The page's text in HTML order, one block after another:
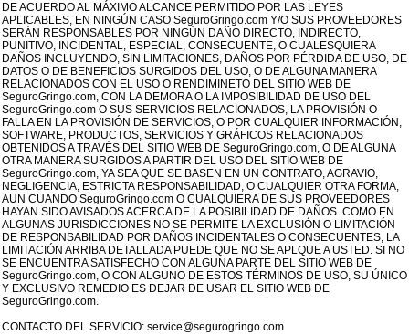
DE ACUERDO AL MÁXIMO ALCANCE PERMITIDO POR LAS LEYES
APLICABLES, EN NINGÚN CASO SeguroGringo.com Y/O SUS PROVEEDORES
SERÁN RESPONSABLES POR NINGÚN DAÑO DIRECTO, INDIRECTO,
PUNITIVO, INCIDENTAL, ESPECIAL, CONSECUENTE, O CUALESQUIERA
DAÑOS INCLUYENDO, SIN LIMITACIONES, DAÑOS POR PÉRDIDA DE USO, DE
DATOS O DE BENEFICIOS SURGIDOS DEL USO, O DE ALGUNA MANERA
RELACIONADOS CON EL USO O RENDIMINETO DEL SITIO WEB DE
SeguroGringo.com, CON LA DEMORA O LA IMPOSIBILIDAD DE USO DEL
SeguroGringo.com O SUS SERVICIOS RELACIONADOS, LA PROVISIÓN O
FALLA EN LA PROVISIÓN DE SERVICIOS, O POR CUALQUIER INFORMACIÓN,
SOFTWARE, PRODUCTOS, SERVICIOS Y GRÁFICOS RELACIONADOS
OBTENIDOS A TRAVÉS DEL SITIO WEB DE SeguroGringo.com, O DE ALGUNA
OTRA MANERA SURGIDOS A PARTIR DEL USO DEL SITIO WEB DE
SeguroGringo.com, YA SEA QUE SE BASEN EN UN CONTRATO, AGRAVIO,
NEGLIGENCIA, ESTRICTA RESPONSABILIDAD, O CUALQUIER OTRA FORMA,
AUN CUANDO SeguroGringo.com O CUALQUIERA DE SUS PROVEEDORES
HAYAN SIDO AVISADOS ACERCA DE LA POSIBILIDAD DE DAÑOS. COMO EN
ALGUNAS JURISDICCIONES NO SE PERMITE LA EXCLUSIÓN O LIMITACIÓN
DE RESPONSABILIDAD POR DAÑOS INCIDENTALES O CONSECUENTES, LA
LIMITACIÓN ARRIBA DETALLADA PUEDE QUE NO SE APLQUE A USTED. SI NO
SE ENCUENTRA SATISFECHO CON ALGUNA PARTE DEL SITIO WEB DE
SeguroGringo.com, O CON ALGUNO DE ESTOS TÉRMINOS DE USO, SU ÚNICO
Y EXCLUSIVO REMEDIO ES DEJAR DE USAR EL SITIO WEB DE
SeguroGringo.com.
CONTACTO DEL SERVICIO: service@segurogringo.com